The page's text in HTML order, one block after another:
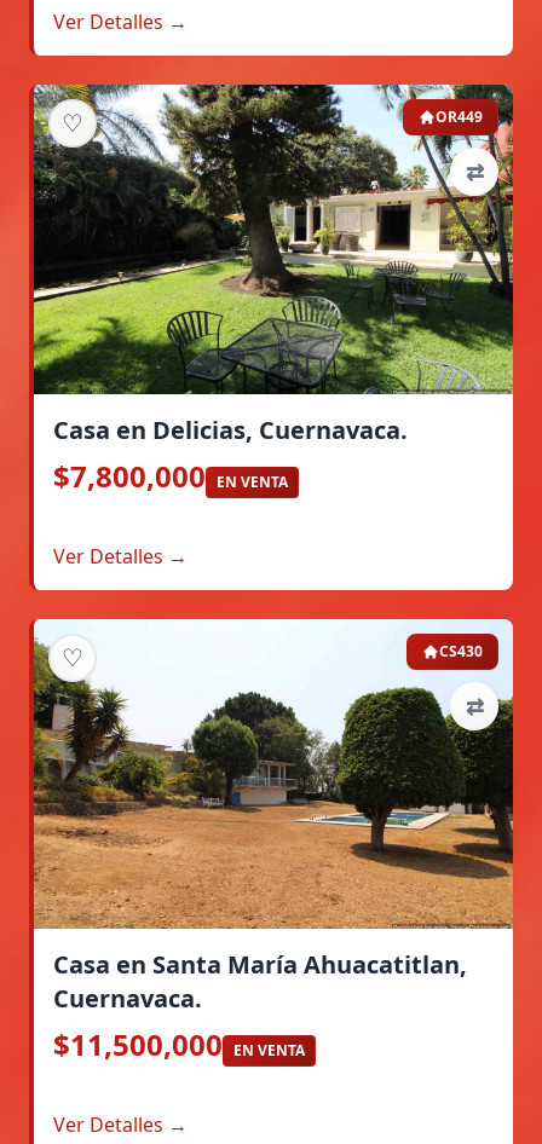
Ver Detalles →
♡
⇄
OR449
Casa en Delicias, Cuernavaca.
$7,800,000 EN VENTA
Ver Detalles →
♡
⇄
CS430
Casa en Santa María Ahuacatitlan,
Cuernavaca.
$11,500,000 EN VENTA
Ver Detalles →